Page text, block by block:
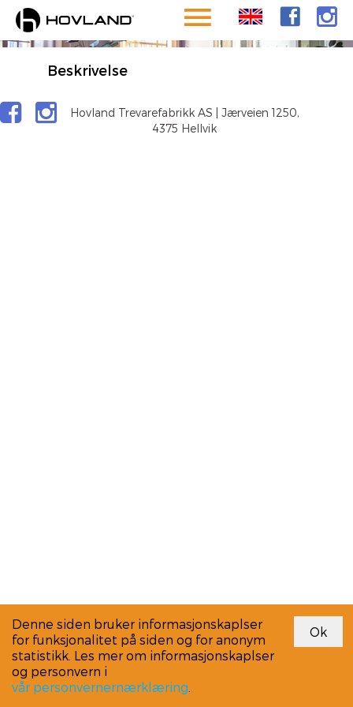
HOTEL 1904
Beskrivelse
Hovland Trevarefabrikk AS | Jærveien 1250,
4375 Hellvik
Denne siden bruker informasjonskaplser
for funksjonalitet på siden og for anonym
statistikk. Les mer om informasjonskaplser
og personvern i
vår personvernernærklæring